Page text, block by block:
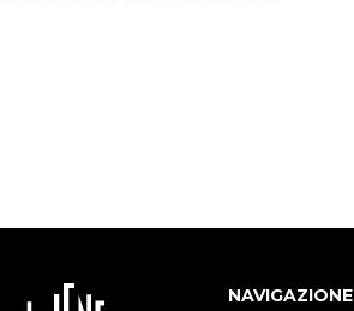
NAVIGAZIONE